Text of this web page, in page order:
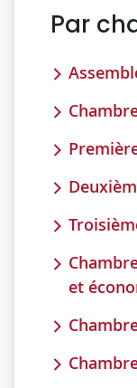
Par
et